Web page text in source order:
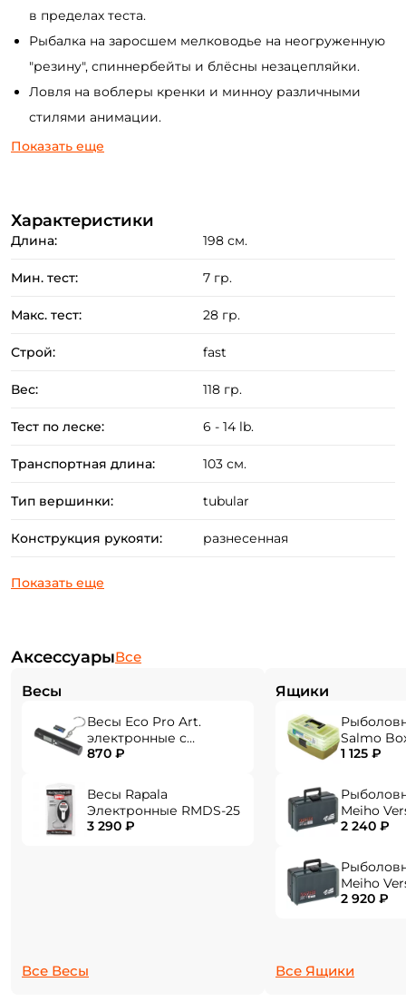
в пределах теста.
Рыбалка на заросшем мелководье на неогруженную
"резину", спиннербейты и блёсны незацепляйки.
Ловля на воблеры кренки и минноу различными
стилями анимации.
Ловля щуки на джиг в условиях малой реки.
Бланк спиннинга изготовлен из лёгкого, но
прочного карбона.
Удилище оснащено качественными пропускными
вставками.
Эргономичная разнесённая рукоять изготовленная
Эстетичный дизайн удилища в сочетании с
Показать еще
Характеристики
Длина: 198 см.
Мин. тест: 7 гр.
Макс. тест: 28 гр.
Строй: fast
Вес: 118 гр.
Тест по леске: 6 - 14 lb.
Транспортная длина: 103 см.
Тип вершинки: tubular
Конструкция рукояти: разнесенная
АксессуарыВсе
Весы
Весы Eco Pro Art.
электронные с
фонарем EPHN-40
870 ₽
Весы Rapala
Электронные RMDS-25
3 290 ₽
Все Весы
Ящики
Salmo
1 125 ₽
Meiho
2 240 ₽
Meiho
2 920 ₽
Все Ящики
Создать аккаунт
Email: *